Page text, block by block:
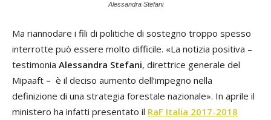
Alessandra Stefani
Ma riannodare i fili di politiche di sostegno troppo spesso
interrotte può essere molto difficile. «La notizia positiva –
testimonia Alessandra Stefani, direttrice generale del
Mipaaft – è il deciso aumento dell’impegno nella
definizione di una strategia forestale nazionale». In aprile il
ministero ha infatti presentato il RaF Italia 2017-2018